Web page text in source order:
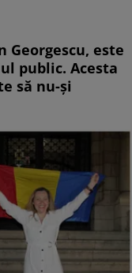
Georgescu, este
public. Acesta
să nu-și